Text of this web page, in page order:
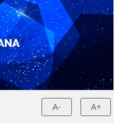
A- A+